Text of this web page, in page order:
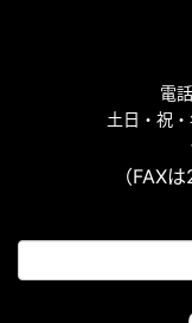
電
土日・祝
（FAX